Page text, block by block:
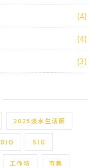
(4)
(4)
(3)
2025淡水生活節
SIG
工作坊 市集